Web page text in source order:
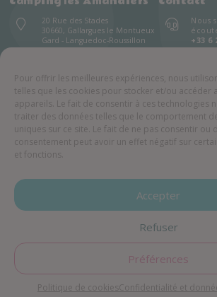
Pour offrir les meilleures expériences, nous
telles que les cookies pour stocker et/ou accéder
appareils. Le fait de consentir à ces technologies
traiter des données telles que le comportement
uniques sur ce site. Le fait de ne pas consentir ou
consentement peut avoir un effet négatif sur
et fonctions.
Accepter
Refuser
Préférences
Politique de cookies Confidentialité et
Menu Galerie photos Contact &
20 Rue des Stades
30660, Gallargues le Montueux
Gard - Languedoc-Roussillon
Nous
+33 6
+33 4
Informations & documents
Inventaire
Kid's Club
Plan du camping
Contrat de réservation
Menu du restaurant
© 2021 Camping Les Amandiers | Tous droits réservés –
, Agence digitale
Confidentialité et données personnelles